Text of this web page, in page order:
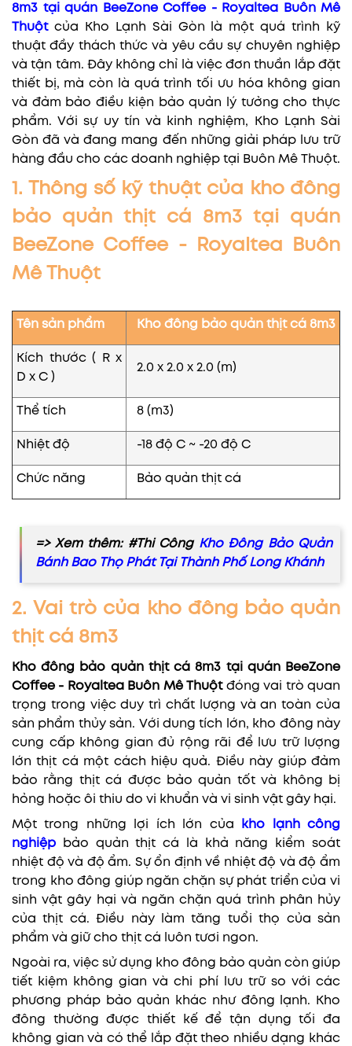
8m3 tại quán BeeZone Coffee - Royaltea Buôn Mê
Thuộtcủa Kho Lạnh Sài Gòn là một quá trình kỹ
thuật đầy thách thức và yêu cầu sự chuyên nghiệp
và tận tâm. Đây không chỉ là việc đơn thuần lắp đặt
thiết bị, mà còn là quá trình tối ưu hóa không gian
và đảm bảo điều kiện bảo quản lý tưởng cho thực
phẩm. Với sự uy tín và kinh nghiệm, Kho Lạnh Sài
Gòn đã và đang mang đến những giải pháp lưu trữ
hàng đầu cho các doanh nghiệp tại Buôn Mê Thuột.
1. Thông số kỹ thuật của kho đông
bảo quản thịt cá 8m3 tại quán
BeeZone Coffee - Royaltea Buôn
Mê Thuột
Tên sản phẩm Kho đông bảo quản thịt cá 8m3
Kích thước ( R x
D x C )
2.0 x 2.0 x 2.0 (m)
Thể tích 8 (m3)
Nhiệt độ -18 độ C ~ -20 độ C
Chức năng Bảo quản thịt cá
=> Xem thêm: #Thi Công Kho Đông Bảo Quản
Bánh Bao Thọ Phát Tại Thành Phố Long Khánh
2. Vai trò của kho đông bảo quản
thịt cá 8m3
Kho đông bảo quản thịt cá 8m3 tại quán BeeZone
Coffee - Royaltea Buôn Mê Thuộtđóng vai trò quan
trọng trong việc duy trì chất lượng và an toàn của
sản phẩm thủy sản. Với dung tích lớn, kho đông này
cung cấp không gian đủ rộng rãi để lưu trữ lượng
lớn thịt cá một cách hiệu quả. Điều này giúp đảm
bảo rằng thịt cá được bảo quản tốt và không bị
hỏng hoặc ôi thiu do vi khuẩn và vi sinh vật gây hại.
Một trong những lợi ích lớn của
kho lạnh công
nghiệp bảo quản thịt cá là khả năng kiểm soát
nhiệt độ và độ ẩm. Sự ổn định về nhiệt độ và độ ẩm
trong kho đông giúp ngăn chặn sự phát triển của vi
sinh vật gây hại và ngăn chặn quá trình phân hủy
của thịt cá. Điều này làm tăng tuổi thọ của sản
phẩm và giữ cho thịt cá luôn tươi ngon.
Ngoài ra, việc sử dụng kho đông bảo quản còn giúp
tiết kiệm không gian và chi phí lưu trữ so với các
phương pháp bảo quản khác như đông lạnh. Kho
đông thường được thiết kế để tận dụng tối đa
không gian và có thể lắp đặt theo nhiều dạng khác